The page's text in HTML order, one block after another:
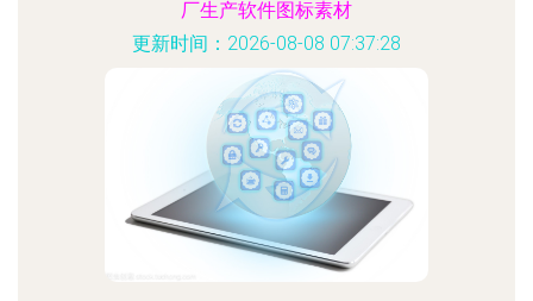
厂生产软件图标素材
更新时间：2026-08-08 07:37:28